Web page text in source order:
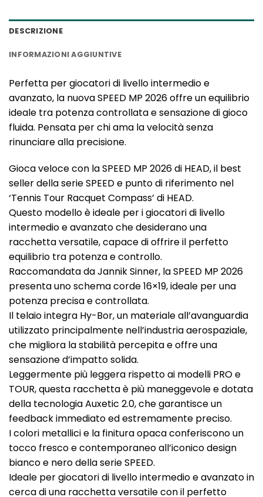
DESCRIZIONE
INFORMAZIONI AGGIUNTIVE
Perfetta per giocatori di livello intermedio e
avanzato, la nuova SPEED MP 2026 offre un equilibrio
ideale tra potenza controllata e sensazione di gioco
fluida. Pensata per chi ama la velocità senza
rinunciare alla precisione.
Gioca veloce con la SPEED MP 2026 di HEAD, il best
seller della serie SPEED e punto di riferimento nel
‘Tennis Tour Racquet Compass’ di HEAD.
Questo modello è ideale per i giocatori di livello
intermedio e avanzato che desiderano una
racchetta versatile, capace di offrire il perfetto
equilibrio tra potenza e controllo.
Raccomandata da Jannik Sinner, la SPEED MP 2026
presenta uno schema corde 16×19, ideale per una
potenza precisa e controllata.
Il telaio integra Hy-Bor, un materiale all’avanguardia
utilizzato principalmente nell’industria aerospaziale,
che migliora la stabilità percepita e offre una
sensazione d’impatto solida.
Leggermente più leggera rispetto ai modelli PRO e
TOUR, questa racchetta è più maneggevole e dotata
della tecnologia Auxetic 2.0, che garantisce un
feedback immediato ed estremamente preciso.
I colori metallici e la finitura opaca conferiscono un
tocco fresco e contemporaneo all’iconico design
bianco e nero della serie SPEED.
Ideale per giocatori di livello intermedio e avanzato in
cerca di una racchetta versatile con il perfetto